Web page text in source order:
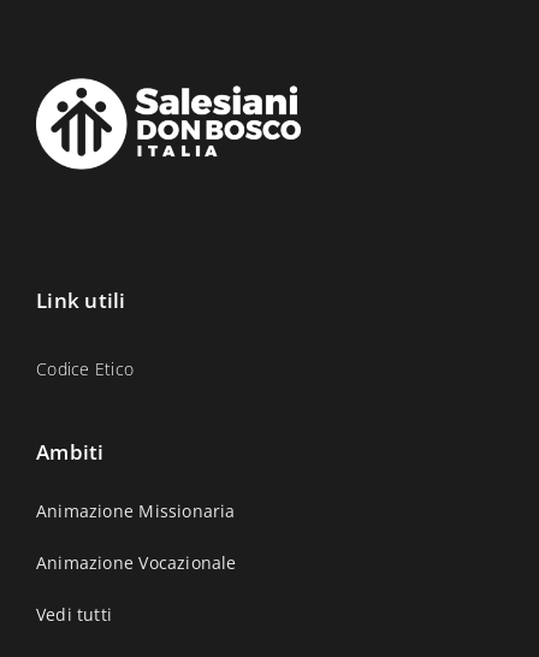
Link utili
Codice Etico
Ambiti
Animazione Missionaria
Animazione Vocazionale
Vedi tutti